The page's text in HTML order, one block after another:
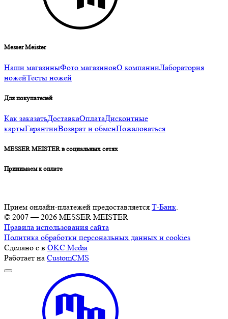
Messer Meister
Наши магазиныФото магазиновО компанииЛаборатория
ножейТесты ножей
Для покупателей
Как заказатьДоставкаОплатаДисконтные
картыГарантииВозврат и обменПожаловаться
MESSER MEISTER в социальных сетях
Принимаем к оплате
Прием онлайн-платежей предоставляется Т-Банк
© 2007 — 2026 MESSER MEISTER
Правила использования сайта
Политика обработки персональных данных и cookies
Сделано с в OKC.Media
Работает на CustomCMS